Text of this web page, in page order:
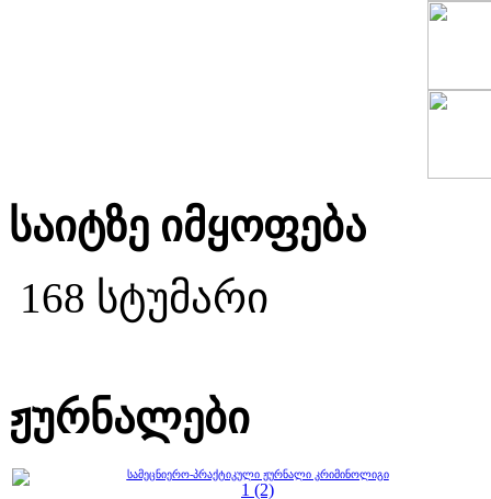
საიტზე იმყოფება
168 სტუმარი
ჟურნალები
სამეცნიერო-პრაქტიკული ჟურნალი კრიმინოლიგი
1 (2)